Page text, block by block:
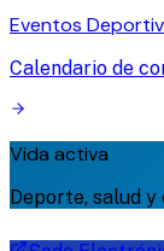
Eventos
Calendario de
Vida activa
Deporte, salud y